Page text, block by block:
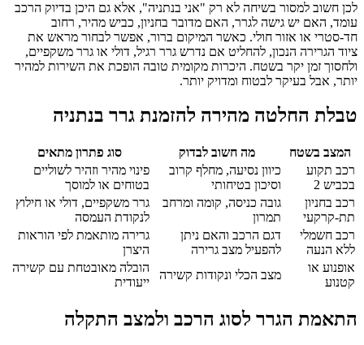
לכן חשוב למסור בשיחה לא רק "אני בנתניה", אלא גם היכן בדיוק הרכב
עומד, האם יש גישה לגרר, האם מדובר בחניון, כביש מהיר, רחוב
חד-סטרי או אזור חולי. כאשר המיקום ברור, אפשר לבחור מראש את
ציוד הגרירה הנכון, להחליט אם נדרש גרר רגיל, דולי או גרר משקפיים,
ולחסוך זמן יקר בשטח. היכרות מקומית טובה הופכת את השירות למהיר
יותר, אבל בעיקר לבטוח ומדויק יותר.
טבלת החלטה מהירה להזמנת גרר בנתניה
המצב בשטח מה חשוב לבדוק
סוג פתרון מתאים
רכב תקוע
בכביש 2
כיוון נסיעה, מחלף קרוב
וסיכון בטיחותי
פינוי מהיר וזהיר לשוליים
בטוחים או למוסך
רכב בחניון
תת-קרקעי
גובה כניסה, קומה ומרחב
תמרון
גרר משקפיים, דולי או חילוץ
לנקודת העמסה
רכב חשמלי
ללא הנעה
דגם הרכב והאם ניתן
להפעיל מצב גרירה
גרירה מותאמת לפי הוראות
היצרן
אופנוע או
קטנוע
מצב הכלי ונקודות קשירה
הובלה מאובטחת עם קשירה
ייעודית
התאמת הגרר לסוג הרכב ולמצב התקלה